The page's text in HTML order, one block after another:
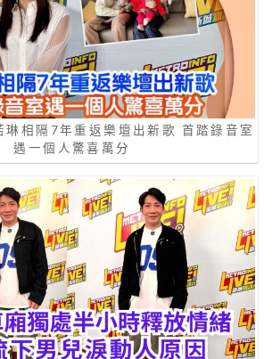
琳相隔7年重返樂壇出新歌 首踏錄音室
遇一個人驚喜萬分